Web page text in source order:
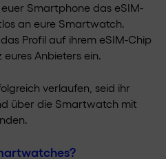
Smartphone das eSIM-
an eure Smartwatch.
Profil auf ihrem eSIM-Chip
Anbieters ein.
verlaufen, seid ihr
über die Smartwatch mit